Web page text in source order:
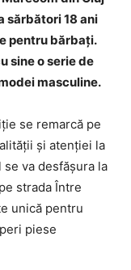
sărbători 18 ani
pentru bărbați.
sine o serie de
masculine.
se remarcă pe
și atenției la
va desfășura la
strada Între
unică pentru
piese